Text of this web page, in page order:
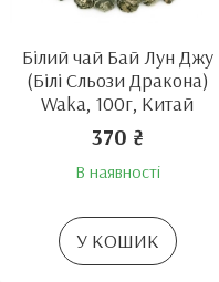
Білий чай Бай Лун Джу
(Білі Сльози Дракона)
Waka, 100г, Китай
370 ₴
В наявності
У КОШИК